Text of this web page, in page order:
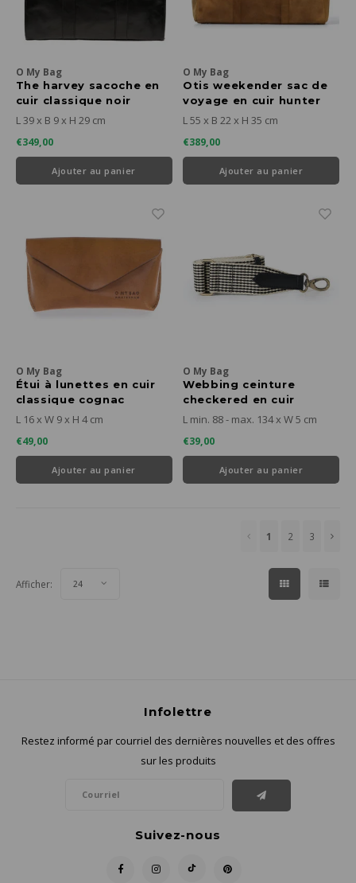
O My Bag
The harvey sacoche en
cuir classique noir
L 39 x B 9 x H 29 cm
€349,00
Ajouter au panier
O My Bag
Otis weekender sac de
voyage en cuir hunter
camel
L 55 x B 22 x H 35 cm
€389,00
Ajouter au panier
O My Bag
Étui à lunettes en cuir
classique cognac
L 16 x W 9 x H 4 cm
€49,00
Ajouter au panier
O My Bag
Webbing ceinture
checkered en cuir
classique noir
L min. 88 - max. 134 x W 5 cm
€39,00
Ajouter au panier
1 2 3
Afficher: 24
Infolettre
Restez informé par courriel des dernières nouvelles et des offres
sur les produits
Suivez-nous